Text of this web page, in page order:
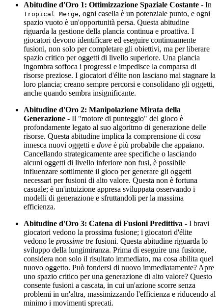
Abitudine d'Oro 1: Ottimizzazione Spaziale Costante - In
Tropical Merge, ogni casella è un potenziale punto, e ogni
spazio vuoto è un'opportunità persa. Questa abitudine
riguarda la gestione della plancia continua e proattiva. I
giocatori devono identificare ed eseguire continuamente
fusioni, non solo per completare gli obiettivi, ma per liberare
spazio critico per oggetti di livello superiore. Una plancia
ingombra soffoca i progressi e impedisce la comparsa di
risorse preziose. I giocatori d'élite non lasciano mai stagnare la
loro plancia; creano sempre percorsi e consolidano gli oggetti,
anche quando sembra insignificante.
Abitudine d'Oro 2: Manipolazione Mirata della
Generazione - Il "motore di punteggio" del gioco è
profondamente legato al suo algoritmo di generazione delle
risorse. Questa abitudine implica la comprensione di cosa
innesca nuovi oggetti e dove è più probabile che appaiano.
Cancellando strategicamente aree specifiche o lasciando
alcuni oggetti di livello inferiore non fusi, è possibile
influenzare sottilmente il gioco per generare gli oggetti
necessari per fusioni di alto valore. Questa non è fortuna
casuale; è un'intuizione appresa sviluppata osservando i
modelli di generazione e sfruttandoli per la massima
efficienza.
Abitudine d'Oro 3: Catena di Fusioni Predittiva - I bravi
giocatori vedono la prossima fusione; i giocatori d'élite
vedono le prossime tre fusioni. Questa abitudine riguarda lo
sviluppo della lungimiranza. Prima di eseguire una fusione,
considera non solo il risultato immediato, ma cosa abilita quel
nuovo oggetto. Può fondersi di nuovo immediatamente? Apre
uno spazio critico per una generazione di alto valore? Questo
consente fusioni a cascata, in cui un'azione scorre senza
problemi in un'altra, massimizzando l'efficienza e riducendo al
minimo i movimenti sprecati.